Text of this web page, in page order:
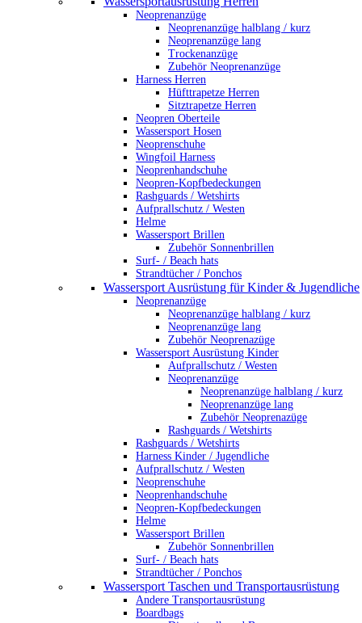
Neoprenanzüge
Neoprenanzüge halblang / kurz
Neoprenanzüge lang
Trockenanzüge
Zubehör Neoprenanzüge
Harness Herren
Hüfttrapetze Herren
Sitztrapetze Herren
Neopren Oberteile
Wassersport Hosen
Neoprenschuhe
Wingfoil Harness
Neoprenhandschuhe
Neopren-Kopfbedeckungen
Rashguards / Wetshirts
Aufprallschutz / Westen
Helme
Wassersport Brillen
Zubehör Sonnenbrillen
Surf- / Beach hats
Strandtücher / Ponchos
Wassersport Ausrüstung für Kinder & Jugendliche
Neoprenanzüge
Neoprenanzüge halblang / kurz
Neoprenanzüge lang
Zubehör Neoprenazüge
Wassersport Ausrüstung Kinder
Aufprallschutz / Westen
Neoprenanzüge
Neoprenanzüge halblang / kurz
Neoprenanzüge lang
Zubehör Neoprenazüge
Rashguards / Wetshirts
Rashguards / Wetshirts
Harness Kinder / Jugendliche
Aufprallschutz / Westen
Neoprenschuhe
Neoprenhandschuhe
Neopren-Kopfbedeckungen
Helme
Wassersport Brillen
Zubehör Sonnenbrillen
Surf- / Beach hats
Strandtücher / Ponchos
Wassersport Taschen und Transportausrüstung
Andere Transportausrüstung
Boardbags